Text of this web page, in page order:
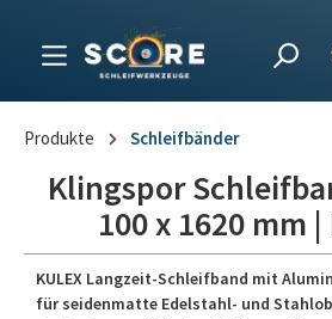
Produkte Schleifbänder
Klingspor
100 x 1620 mm
KULEX Langzeit-Schleifband mit
für seidenmatte Edelstahl- und